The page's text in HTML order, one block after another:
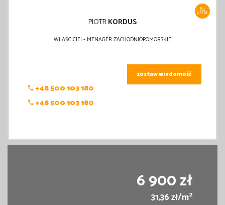
84
OFERT
PIOTRKORDUS
WŁAŚCICIEL- MENAGER ZACHODNIOPOMORSKIE
+48 500 103 180
+48 500 103 180
zostaw wiadomość
6 900 zł
31,36 zł/m2